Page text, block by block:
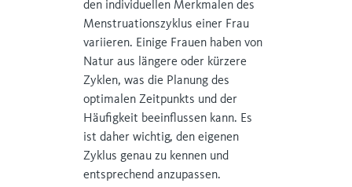
den individuellen Merkmalen des
Menstruationszyklus einer Frau
variieren. Einige Frauen haben von
Natur aus längere oder kürzere
Zyklen, was die Planung des
optimalen Zeitpunkts und der
Häufigkeit beeinflussen kann. Es
ist daher wichtig, den eigenen
Zyklus genau zu kennen und
entsprechend anzupassen.